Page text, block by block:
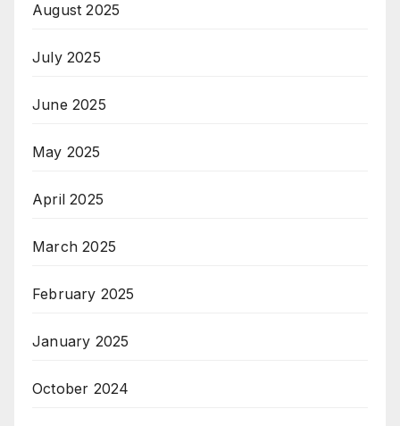
August 2025
July 2025
June 2025
May 2025
April 2025
March 2025
February 2025
January 2025
October 2024